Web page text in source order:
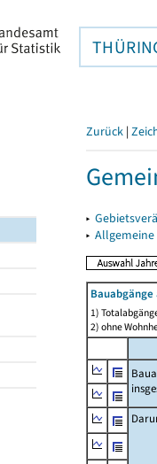
Zurück |
▸
▸
1)
2) ohne